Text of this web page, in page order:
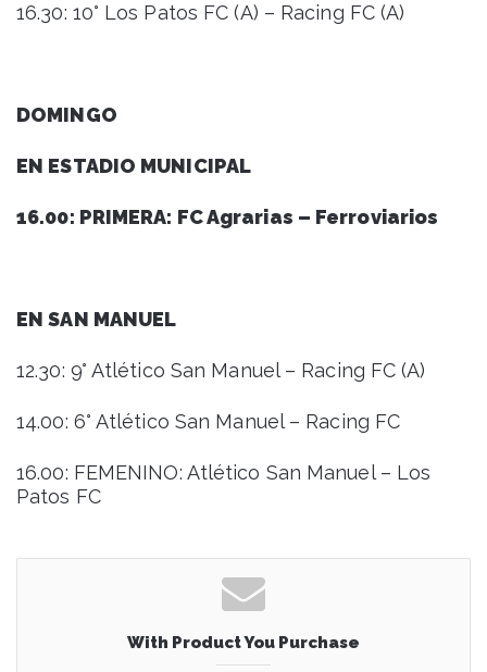
16.30: 10° Los Patos FC (A) – Racing FC (A)
DOMINGO
EN ESTADIO MUNICIPAL
16.00: PRIMERA: FC Agrarias – Ferroviarios
EN SAN MANUEL
12.30: 9° Atlético San Manuel – Racing FC (A)
14.00: 6° Atlético San Manuel – Racing FC
16.00: FEMENINO: Atlético San Manuel – Los
Patos FC
With Product You Purchase